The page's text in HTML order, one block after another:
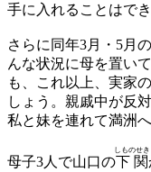
手に入れることはで
さらに同年3月・5月
んな状況に母を置い
も、これ以上、実家
しょう。親戚中が反
私と妹を連れて満洲
母子3人で山口の下関
しものせき